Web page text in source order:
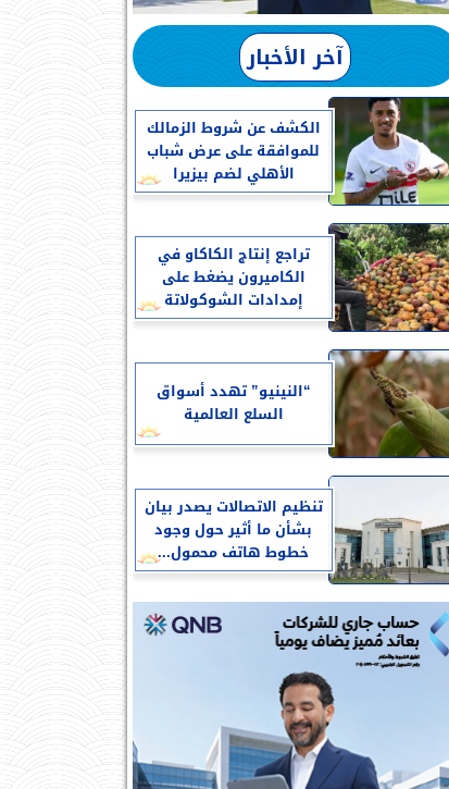
آخر الأخبار
الكشف عن شروط الزمالك
للموافقة على عرض شباب
الأهلي لضم بيزيرا
تراجع إنتاج الكاكاو في
الكاميرون يضغط على
إمدادات الشوكولاتة
“النينيو” تهدد أسواق
السلع العالمية
تنظيم الاتصالات يصدر بيان
بشأن ما أثير حول وجود
خطوط هاتف محمول...